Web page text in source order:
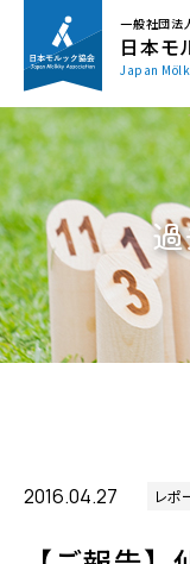
一般社団法
日本モ
Japan
2016.04.27 レポ